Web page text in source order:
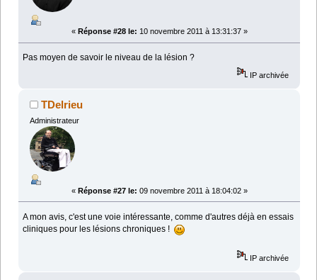
« Réponse #28 le: 10 novembre 2011 à 13:31:37 »
Pas moyen de savoir le niveau de la lésion ?
IP archivée
TDelrieu
Administrateur
« Réponse #27 le: 09 novembre 2011 à 18:04:02 »
A mon avis, c'est une voie intéressante, comme d'autres déjà en essais
cliniques pour les lésions chroniques !
IP archivée